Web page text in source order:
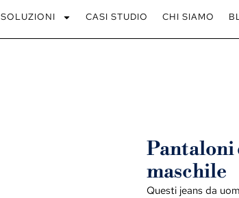
SOLUZIONI CASI STUDIO CHI SIAMO
Pantaloni
maschile
Questi jeans da